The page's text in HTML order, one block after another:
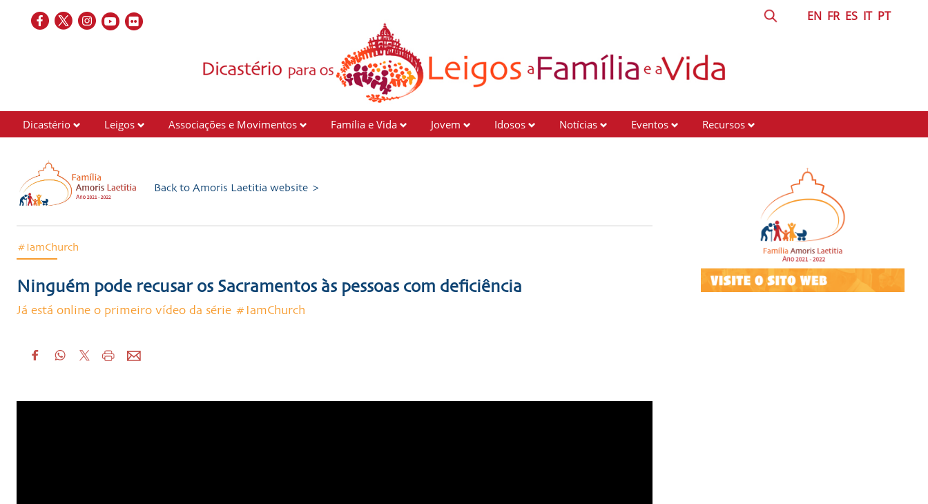
EN FR ES IT PT
Dicastério Leigos Associações e Movimentos Família e Vida Jovem Idosos Notícias Eventos Recursos
Back to Amoris Laetitia website >
#IamChurch
Ninguém pode recusar os Sacramentos às pessoas com deficiência
Já está online o primeiro vídeo da série #IamChurch